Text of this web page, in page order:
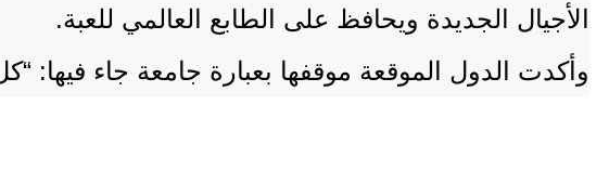
الأجيال الجديدة ويحافظ على الطابع العالمي للعبة.
وأكدت الدول الموقعة موقفها بعبارة جامعة جاء فيها: